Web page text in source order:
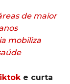
de maior
mobiliza
e curta